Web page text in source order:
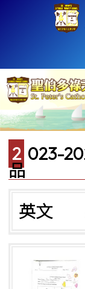
2023-2024年度 一年級英文科作
品
英文